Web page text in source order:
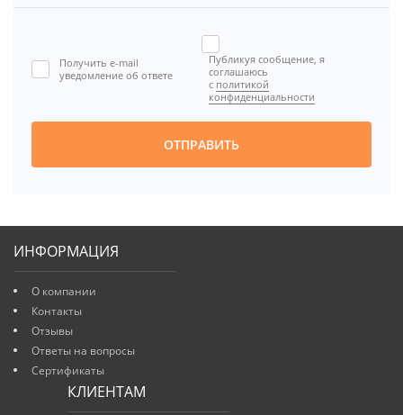
Получить e-mail
уведомление об ответе
Публикуя сообщение, я
соглашаюсь
с политикой
конфиденциальности
ОТПРАВИТЬ
ИНФОРМАЦИЯ
О компании
Контакты
Отзывы
Ответы на вопросы
Сертификаты
КЛИЕНТАМ